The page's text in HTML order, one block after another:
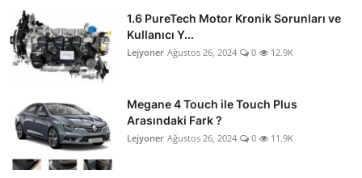
Araba Markaları
Paketler
Karşılaştırmalar
Kronik Sorunlar
Bakım & Arıza Çözümleri
1.6 PureTech Motor Kronik Sorunları ve
Kullanıcı Y...
Lejyoner Ağustos 26, 2024 0 12.9K
Megane 4 Touch ile Touch Plus
Arasındaki Fark ?
Lejyoner Ağustos 26, 2024 0 11.9K